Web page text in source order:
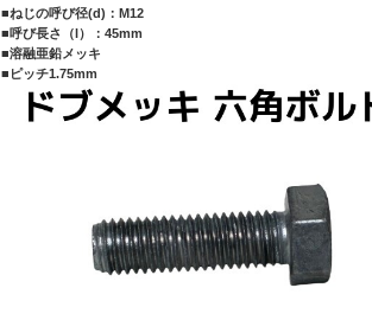
■ねじの呼び径(d)：M12
■呼び長さ（l）：45mm
■溶融亜鉛メッキ
■ピッチ1.75mm